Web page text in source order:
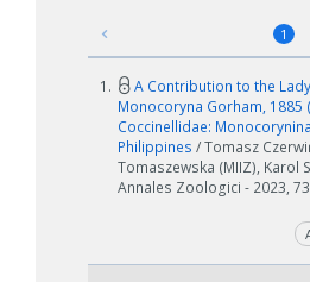
1
1.
A Contribution to the
Monocoryna Gorham, 1885
Coccinellidae:
Philippines / Tomasz
Tomaszewska (MIIZ), Karol
Annales Zoologici - 2023,